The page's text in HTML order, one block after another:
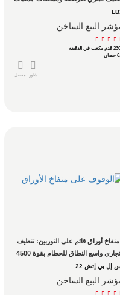
أصحاب المنازل والمساحات الضيقة
البيع الساخن
في الدقيقة
مفصل شاور
قدم مكعب في الدقيقةإل بي إتش 22
البيع الساخن